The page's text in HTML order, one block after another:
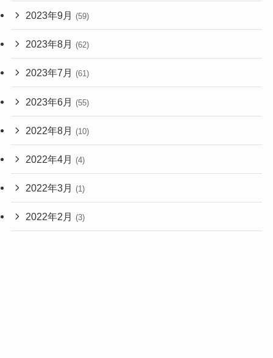
2023年9月 (59)
2023年8月 (62)
2023年7月 (61)
2023年6月 (55)
2022年8月 (10)
2022年4月 (4)
2022年3月 (1)
2022年2月 (3)